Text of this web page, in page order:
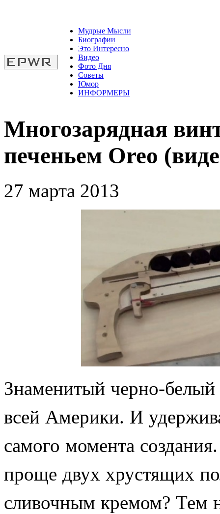
Мудрые Мысли
Биографии
Это Интересно
Видео
Фото Дня
Советы
Юмор
ИНФОРМЕРЫ
Многозарядная
печеньем Oreo
27 марта 2013
Знаменитый черно-белый
всей Америки. И
самого момента
проще двух хрустящих
сливочным кремом? Тем